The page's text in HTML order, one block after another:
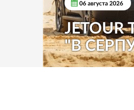
06 августа 2026
JETOUR
"В